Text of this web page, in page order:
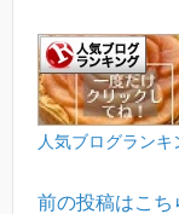
人気ブログランキ
前の投稿はこち